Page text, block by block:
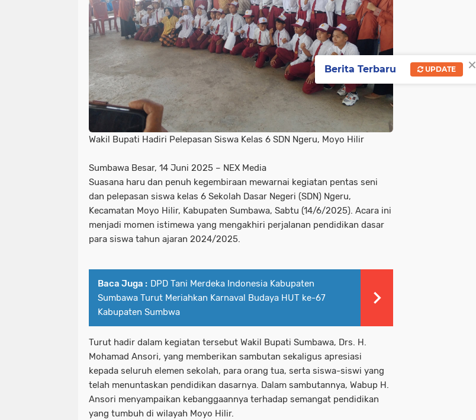
Wakil Bupati Hadiri Pelepasan Siswa Kelas 6 SDN Ngeru, Moyo Hilir
Sumbawa Besar, 14 Juni 2025 – NEX Media
Suasana haru dan penuh kegembiraan mewarnai kegiatan pentas seni
dan pelepasan siswa kelas 6 Sekolah Dasar Negeri (SDN) Ngeru,
Kecamatan Moyo Hilir, Kabupaten Sumbawa, Sabtu (14/6/2025). Acara ini
menjadi momen istimewa yang mengakhiri perjalanan pendidikan dasar
para siswa tahun ajaran 2024/2025.
Baca Juga : DPD Tani Merdeka Indonesia Kabupaten
Sumbawa Turut Meriahkan Karnaval Budaya HUT ke-67
Kabupaten Sumbwa
Turut hadir dalam kegiatan tersebut Wakil Bupati Sumbawa, Drs. H.
Mohamad Ansori, yang memberikan sambutan sekaligus apresiasi
kepada seluruh elemen sekolah, para orang tua, serta siswa-siswi yang
telah menuntaskan pendidikan dasarnya. Dalam sambutannya, Wabup H.
Ansori menyampaikan kebanggaannya terhadap semangat pendidikan
yang tumbuh di wilayah Moyo Hilir.
×
Berita Terbaru UPDATE